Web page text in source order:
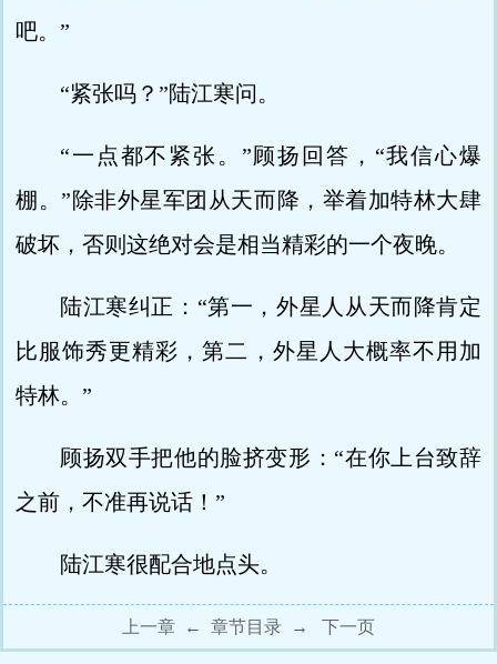
吧。”
“紧张吗？”陆江寒问。
“一点都不紧张。”顾扬回答，“我信心爆
棚。”除非外星军团从天而降，举着加特林大肆
破坏，否则这绝对会是相当精彩的一个夜晚。
陆江寒纠正：“第一，外星人从天而降肯定
比服饰秀更精彩，第二，外星人大概率不用加
特林。”
顾扬双手把他的脸挤变形：“在你上台致辞
之前，不准再说话！”
陆江寒很配合地点头。
上一章 ← 章节目录 → 下一页